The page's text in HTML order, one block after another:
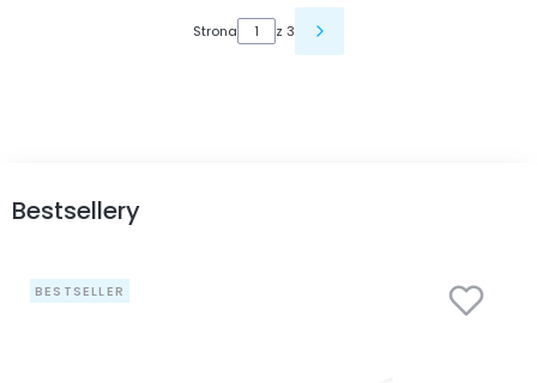
Strona z 3
Bestsellery
BESTSELLER